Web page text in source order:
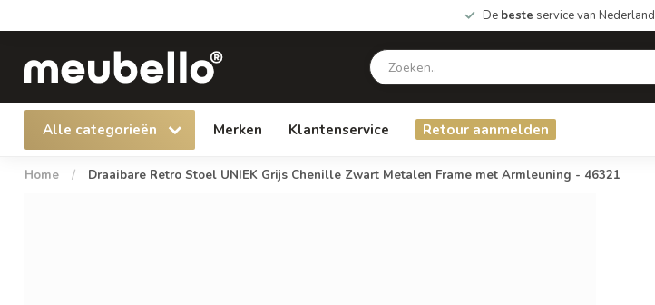
De beste service van Nederland
Alle categorieën Merken Klantenservice Retour aanmelden
Home / Draaibare Retro Stoel UNIEK Grijs Chenille Zwart Metalen Frame met Armleuning - 46321